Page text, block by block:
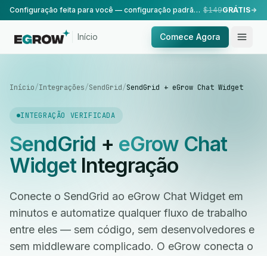
Configuração feita para você — configuração padrão, realizada pela nossa equipe. $149GRÁTIS
Início Comece Agora
Início/Integrações/SendGrid/SendGrid + eGrow Chat Widget
INTEGRAÇÃO VERIFICADA
SendGrid + eGrow Chat
WidgetIntegração
Conecte o SendGrid ao eGrow Chat Widget em
minutos e automatize qualquer fluxo de trabalho
entre eles — sem código, sem desenvolvedores e
sem middleware complicado. O eGrow conecta o